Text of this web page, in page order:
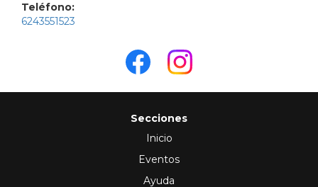
Teléfono:
6243551523
Secciones
Inicio
Eventos
Ayuda